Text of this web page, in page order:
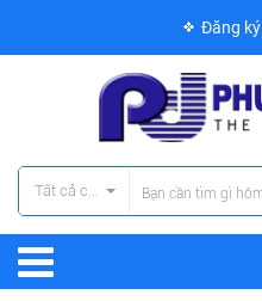
Đăng ký
Tất cả các danh mục